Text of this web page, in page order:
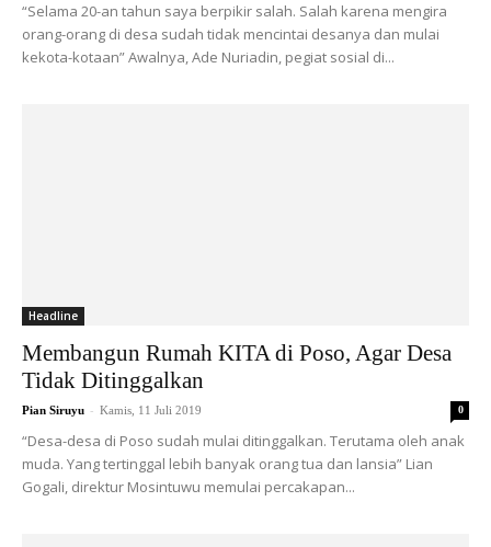
“Selama 20-an tahun saya berpikir salah. Salah karena mengira
orang-orang di desa sudah tidak mencintai desanya dan mulai
kekota-kotaan” Awalnya, Ade Nuriadin, pegiat sosial di...
Headline
Membangun Rumah KITA di Poso, Agar Desa
Tidak Ditinggalkan
Pian Siruyu - Kamis, 11 Juli 2019 0
“Desa-desa di Poso sudah mulai ditinggalkan. Terutama oleh anak
muda. Yang tertinggal lebih banyak orang tua dan lansia” Lian
Gogali, direktur Mosintuwu memulai percakapan...